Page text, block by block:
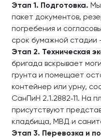
Этап 1. Подготовка.
пакет документов,
погребения и
срок бумажной стадии
Этап 2. Техническая
бригада вскрывает
грунта и помещает
контейнер или урну,
СанПиН 2.1.2882‑11. На
присутствуют
кладбища, МВД и
Этап 3. Перевозка и